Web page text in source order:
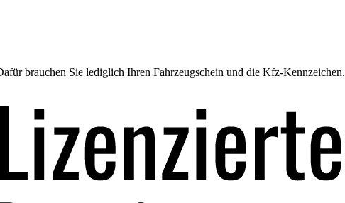
brauchen Sie lediglich Ihren Fahrzeugschein und die Kfz-Kennzeichen.